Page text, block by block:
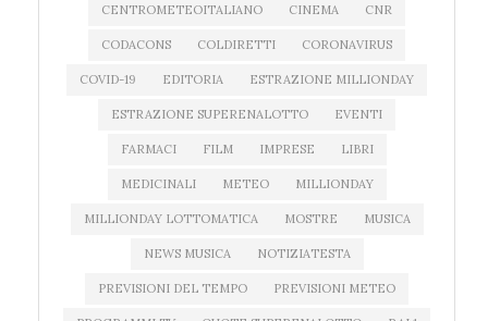
CENTROMETEOITALIANO CINEMA CNR
CODACONS COLDIRETTI CORONAVIRUS
COVID-19 EDITORIA ESTRAZIONE MILLIONDAY
ESTRAZIONE SUPERENALOTTO EVENTI
FARMACI FILM IMPRESE LIBRI
MEDICINALI METEO MILLIONDAY
MILLIONDAY LOTTOMATICA MOSTRE MUSICA
NEWS MUSICA NOTIZIATESTA
PREVISIONI DEL TEMPO PREVISIONI METEO